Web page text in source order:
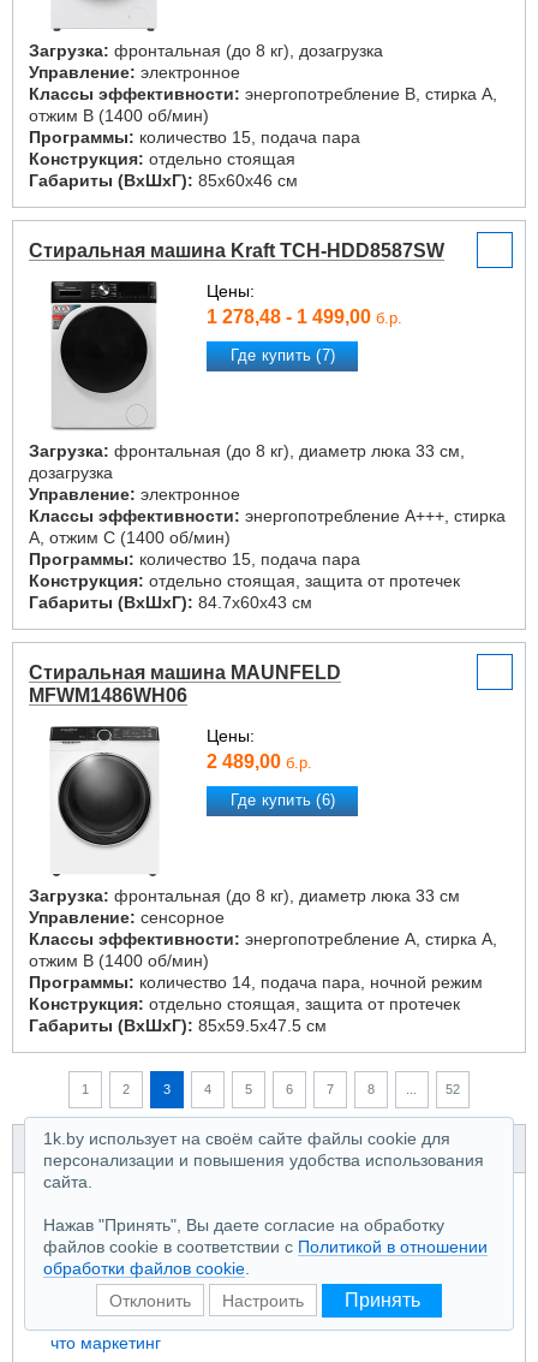
Загрузка: фронтальная (до 8 кг), дозагрузка
Управление: электронное
Классы эффективности: энергопотребление B, стирка A,
отжим B (1400 об/мин)
Программы: количество 15, подача пара
Конструкция: отдельно стоящая
Габариты (ВxШxГ): 85x60x46 см
Стиральная машина Kraft TCH-HDD8587SW
Цены:
1 278,48 - 1 499,00 б.р.
Где купить (7)
Загрузка: фронтальная (до 8 кг), диаметр люка 33 см,
дозагрузка
Управление: электронное
Классы эффективности: энергопотребление A+++, стирка
A, отжим C (1400 об/мин)
Программы: количество 15, подача пара
Конструкция: отдельно стоящая, защита от протечек
Габариты (ВxШxГ): 84.7x60x43 см
Стиральная машина MAUNFELD
MFWM1486WH06
Цены:
2 489,00 б.р.
Где купить (6)
Загрузка: фронтальная (до 8 кг), диаметр люка 33 см
Управление: сенсорное
Классы эффективности: энергопотребление A, стирка A,
отжим B (1400 об/мин)
Программы: количество 14, подача пара, ночной режим
Конструкция: отдельно стоящая, защита от протечек
Габариты (ВxШxГ): 85x59.5x47.5 см
1 2 3 4 5 6 7 8 52
Помощь
Список всех моделей
Стиральные машины в обзорах:
Как выбрать стиральную машину?
Режимы и функции стиральных машин: что полезно, а
что маркетинг
1k.by использует на своём сайте файлы cookie для
персонализации и повышения удобства использования
сайта.
Нажав "Принять", Вы даете согласие на обработку
файлов cookie в соответствии с Политикой в отношении
обработки файлов cookie
Отклонить
Настроить Принять